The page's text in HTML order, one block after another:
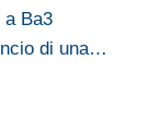
a Ba3
di una…